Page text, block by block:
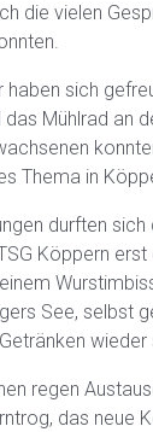
die vielen
haben sich
Mühlrad an
Thema in
durften sich
Köppern erst
See, selbst
wieder
regen
das neue